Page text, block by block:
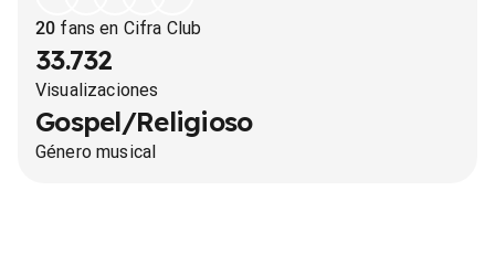
20 fans en Cifra Club
33.732
Visualizaciones
Gospel/Religioso
Género musical